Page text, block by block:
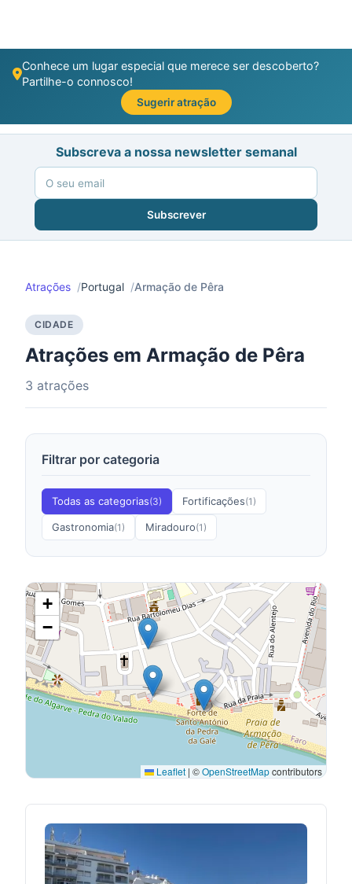
Conhece um lugar especial que merece ser descoberto?
Partilhe-o connosco!
Sugerir atração
Subscreva a nossa newsletter semanal
Subscrever
Atrações Portugal Armação de Pêra
CIDADE
Atrações em Armação de Pêra
3 atrações
Filtrar por categoria
Todas as categorias(3) Fortificações(1)
Gastronomia(1) Miradouro(1)
+
−
Leaflet | ©OpenStreetMapcontributors